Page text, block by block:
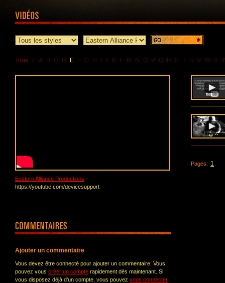
Tous # A B C D E F G H J K L M N O P Q R S T U V W X Y
Eastern Alliance Productions -
https://youtube.com/devicesupport
Ajouter un commentaire
Vous devez être connecté pour ajouter un commentaire. Vous
pouvez vous créer un compte rapidement dès maintenant. Si
vous disposez déjà d'un compte, vous pouvez vous connecter
Pages: 1